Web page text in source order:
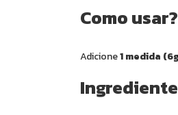
Como usar?
Adicione1 medida